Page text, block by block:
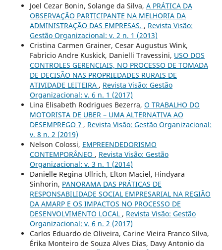
Joel Cezar Bonin, Solange da Silva, A PRÁTICA DA
OBSERVAÇÃO PARTICIPANTE NA MELHORIA DA
ADMINISTRAÇÃO DAS EMPRESAS. , Revista Visão:
Gestão Organizacional: v. 2 n. 1 (2013)
Cristina Carmen Grainer, Cesar Augustus Wink,
Fabricio Andre Kuskick, Danielli Travessini, USO DOS
CONTROLES GERENCIAIS, NO PROCESSO DE TOMADA
DE DECISÃO NAS PROPRIEDADES RURAIS DE
ATIVIDADE LEITEIRA , Revista Visão: Gestão
Organizacional: v. 6 n. 1 (2017)
Lina Elisabeth Rodrigues Bezerra, O TRABALHO DO
MOTORISTA DE UBER – UMA ALTERNATIVA AO
DESEMPREGO ? , Revista Visão: Gestão Organizacional:
v. 8 n. 2 (2019)
Nelson Colossi, EMPREENDEDORISMO
CONTEMPORÂNEO , Revista Visão: Gestão
Organizacional: v. 3 n. 1 (2014)
Danielle Regina Ullrich, Elton Maciel, Hindyara
Sinhorin, PANORAMA DAS PRÁTICAS DE
RESPONSABILIDADE SOCIAL EMPRESARIAL NA REGIÃO
DA AMARP E OS IMPACTOS NO PROCESSO DE
DESENVOLVIMENTO LOCAL , Revista Visão: Gestão
Organizacional: v. 6 n. 2 (2017)
Carlos Eduardo de Oliveira, Carine Vieira Franco Silva,
Érika Monteiro de Souza Alves Dias, Davy Antonio da